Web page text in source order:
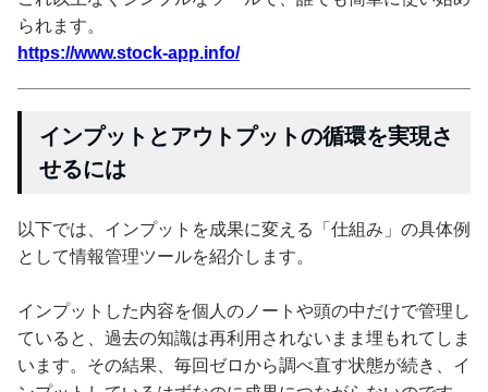
られます。
https://www.stock-app.info/
インプットとアウトプットの循環を実現さ
せるには
以下では、インプットを成果に変える「仕組み」の具体例
として情報管理ツールを紹介します。
インプットした内容を個人のノートや頭の中だけで管理し
ていると、過去の知識は再利用されないまま埋もれてしま
います。その結果、毎回ゼロから調べ直す状態が続き、イ